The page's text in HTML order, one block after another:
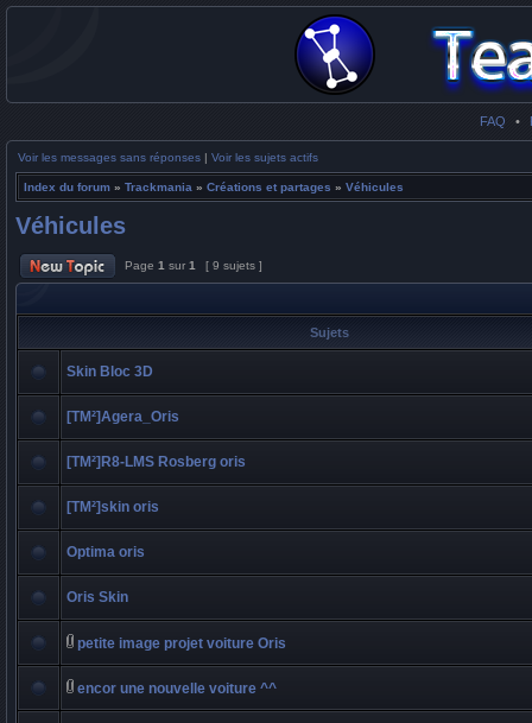
FAQ •
Voir les messages sans réponses | Voir les sujets actifs
Index du forum » Trackmania » Créations et partages » Véhicules
Véhicules
Page 1 sur 1 [ 9 sujets ]
Sujets
Skin Bloc 3D
[TM²]Agera_Oris
[TM²]R8-LMS Rosberg oris
[TM²]skin oris
Optima oris
Oris Skin
petite image projet voiture Oris
encor une nouvelle voiture ^^